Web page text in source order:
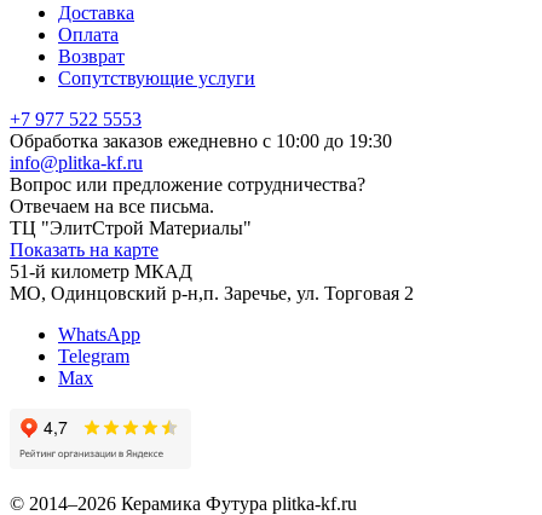
Доставка
Оплата
Возврат
Сопутствующие услуги
+7 977 522 5553
Обработка заказов ежедневно с 10:00 до 19:30
info@plitka-kf.ru
Вопрос или предложение сотрудничества?
Отвечаем на все письма.
ТЦ "ЭлитСтрой Материалы"
Показать на карте
51-й километр МКАД
МО, Одинцовский р-н,п. Заречье, ул. Торговая 2
WhatsApp
Telegram
Max
© 2014–2026 Керамика Футура plitka-kf.ru